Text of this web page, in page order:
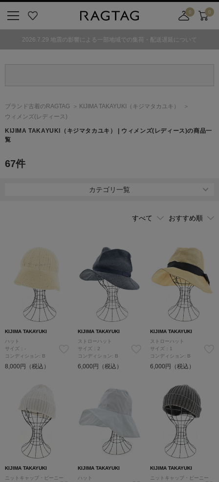
気
0
舗
カ
0
2026.7.29 地震の影響による一部地域での集荷・配送遅延について
ブランド古着のRAGTAG KIJIMA TAKAYUKI
（キジマタカユキ）
ウィメンズ(レディース)
KIJIMA TAKAYUKI （キジマタカユキ）
| ウィメンズ(レディース)の商品一
覧
67件
カテゴリ一覧
KIJIMA TAKAYUKI
ハット
サイズ：-
コンディション: B
8,000円（税込）
KIJIMA TAKAYUKI
ストローハット
サイズ：2
コンディション: B
6,000円（税込）
KIJIMA TAKAYUKI
ストローハット
サイズ：1
コンディション: B
6,000円（税込）
KIJIMA TAKAYUKI
ニットキャップ・ビーニー
KIJIMA TAKAYUKI
ハット
KIJIMA TAKAYUKI
ニットキャップ・ビーニー